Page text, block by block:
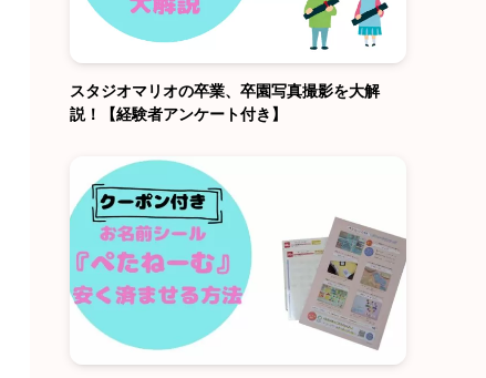
スタジオマリオの卒業、卒園写真撮影を大解
説！【経験者アンケート付き】